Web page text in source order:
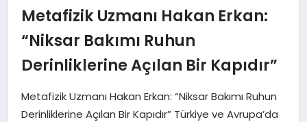
SAĞLIK
SPOR
Metafizik Uzmanı Hakan Erkan:
“Niksar Bakımı Ruhun
Derinliklerine Açılan Bir Kapıdır”
Metafizik Uzmanı Hakan Erkan: “Niksar Bakımı Ruhun
Derinliklerine Açılan Bir Kapıdır” Türkiye ve Avrupa’da